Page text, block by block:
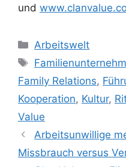
und
Kategorien
Arbeitswelt
Schlagwörter
Family Relations,
Kooperation, Kultur,
Value
Arbeitsunwillige
Missbrauch versus